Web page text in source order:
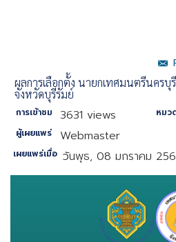
ผลการเลือกตั้ง นายกเทศมนตรีนครบุ
จังหวัดบุรีรัมย์
การเข้าชม 3631 views หมว
ผู้เผยแพร่ Webmaster
เผยแพร่เมื่อ วันพุธ, 08 มกราคม